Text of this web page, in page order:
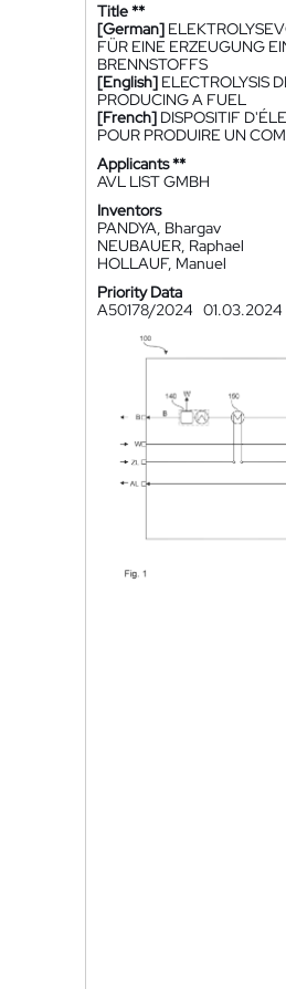
Title **
[German]
FÜR EINE ERZEUGUNG
BRENNSTOFFS
[English] ELECTROLYSIS
PRODUCING A FUEL
[French] DISPOSITIF
POUR PRODUIRE UN
Applicants **
AVL LIST GMBH
Inventors
PANDYA, Bhargav
NEUBAUER, Raphael
HOLLAUF, Manuel
Priority Data
A50178/2024 01.03.2024